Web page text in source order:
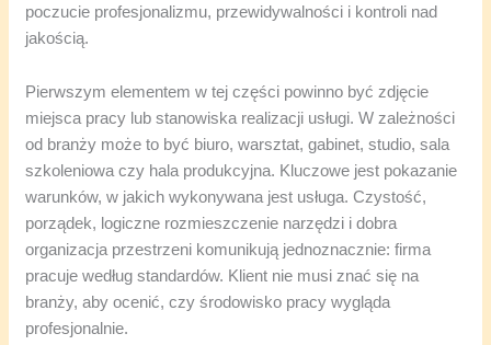
poczucie profesjonalizmu, przewidywalności i kontroli nad
jakością.
Pierwszym elementem w tej części powinno być zdjęcie
miejsca pracy lub stanowiska realizacji usługi. W zależności
od branży może to być biuro, warsztat, gabinet, studio, sala
szkoleniowa czy hala produkcyjna. Kluczowe jest pokazanie
warunków, w jakich wykonywana jest usługa. Czystość,
porządek, logiczne rozmieszczenie narzędzi i dobra
organizacja przestrzeni komunikują jednoznacznie: firma
pracuje według standardów. Klient nie musi znać się na
branży, aby ocenić, czy środowisko pracy wygląda
profesjonalnie.